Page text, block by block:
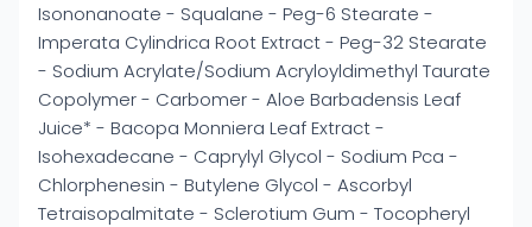
Isononanoate - Squalane - Peg-6 Stearate -
Imperata Cylindrica Root Extract - Peg-32 Stearate
- Sodium Acrylate/Sodium Acryloyldimethyl Taurate
Copolymer - Carbomer - Aloe Barbadensis Leaf
Juice* - Bacopa Monniera Leaf Extract -
Isohexadecane - Caprylyl Glycol - Sodium Pca -
Chlorphenesin - Butylene Glycol - Ascorbyl
Tetraisopalmitate - Sclerotium Gum - Tocopheryl